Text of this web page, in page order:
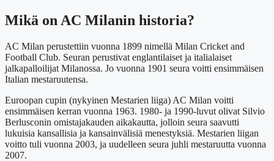
Mikä on AC Milanin historia?
AC Milan perustettiin vuonna 1899 nimellä Milan Cricket and
Football Club. Seuran perustivat englantilaiset ja italialaiset
jalkapalloilijat Milanossa. Jo vuonna 1901 seura voitti ensimmäisen
Italian mestaruutensa.
Euroopan cupin (nykyinen Mestarien liiga) AC Milan voitti
ensimmäisen kerran vuonna 1963. 1980- ja 1990-luvut olivat Silvio
Berlusconin omistajakauden aikakautta, jolloin seura saavutti
lukuisia kansallisia ja kansainvälisiä menestyksiä. Mestarien liigan
voitto tuli vuonna 2003, ja uudelleen seura juhli mestaruutta vuonna
2007.